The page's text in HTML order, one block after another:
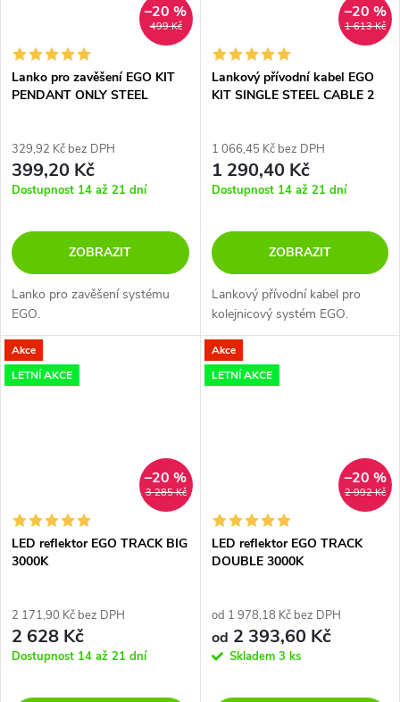
499 Kč
–20 %
Lanko pro zavěšení EGO KIT
PENDANT ONLY STEEL
329,92 Kč bez DPH
399,20 Kč
Dostupnost 14 až 21 dní
ZOBRAZIT
Lanko pro zavěšení systému
EGO.
1 613 Kč
–20 %
Lankový přívodní kabel EGO
KIT SINGLE STEEL CABLE 2
1 066,45 Kč bez DPH
1 290,40 Kč
Dostupnost 14 až 21 dní
ZOBRAZIT
Lankový přívodní kabel pro
kolejnicový systém EGO.
Akce
LETNÍ AKCE
3 285 Kč
–20 %
LED reflektor EGO TRACK BIG
3000K
2 171,90 Kč bez DPH
2 628 Kč
Dostupnost 14 až 21 dní
Akce
LETNÍ AKCE
2 992 Kč
–20 %
LED reflektor EGO TRACK
DOUBLE 3000K
od 1 978,18 Kč bez DPH
od 2 393,60 Kč
Skladem 3 ks